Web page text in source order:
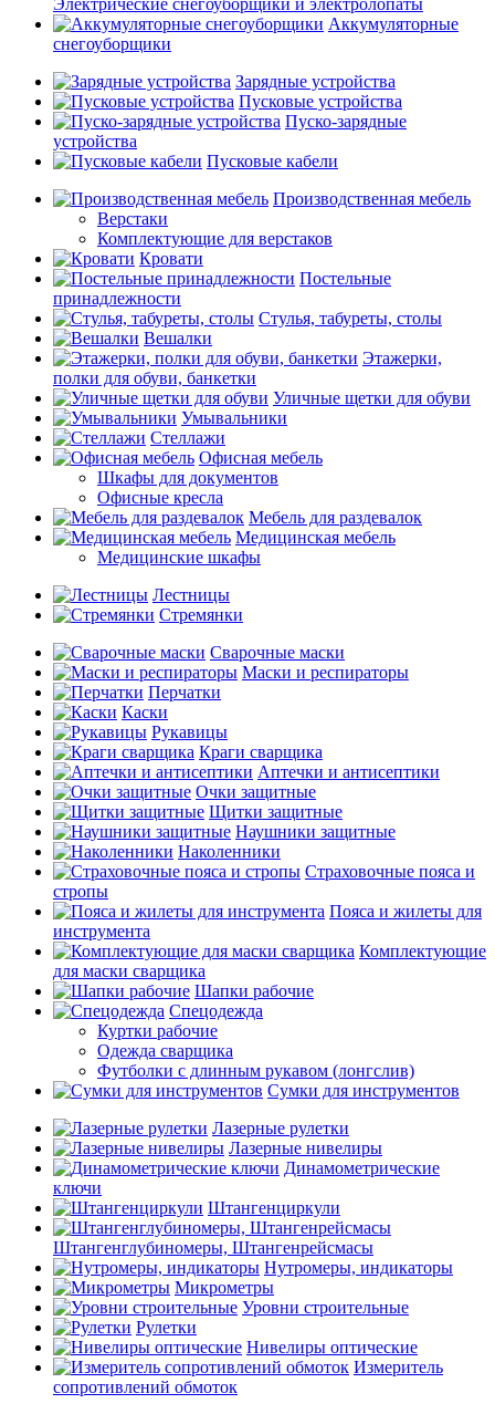
Электрические снегоуборщики и электролопаты
Аккумуляторные
снегоуборщики
Зарядные устройства
Пусковые устройства
Пуско-зарядные
устройства
Пусковые кабели
Производственная мебель
Верстаки
Комплектующие для верстаков
Кровати
Постельные
принадлежности
Стулья, табуреты, столы
Вешалки
Этажерки,
полки для обуви, банкетки
Уличные щетки для обуви
Умывальники
Стеллажи
Офисная мебель
Шкафы для документов
Офисные кресла
Мебель для раздевалок
Медицинская мебель
Медицинские шкафы
Лестницы
Стремянки
Сварочные маски
Маски и респираторы
Перчатки
Каски
Рукавицы
Краги сварщика
Аптечки и антисептики
Очки защитные
Щитки защитные
Наушники защитные
Наколенники
Страховочные пояса и
стропы
Пояса и жилеты для
инструмента
Комплектующие
для маски сварщика
Шапки рабочие
Спецодежда
Куртки рабочие
Одежда сварщика
Футболки с длинным рукавом (лонгслив)
Сумки для инструментов
Лазерные рулетки
Лазерные нивелиры
Динамометрические
ключи
Штангенциркули
Штангенглубиномеры, Штангенрейсмасы
Нутромеры, индикаторы
Микрометры
Уровни строительные
Рулетки
Нивелиры оптические
Измеритель
сопротивлений обмоток